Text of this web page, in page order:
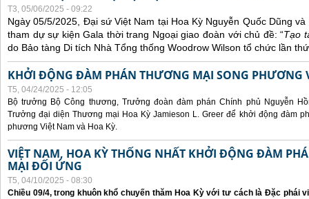
T3, 05/06/2025 - 09:22
Ngày 05/5/2025, Đại sứ Việt Nam tại Hoa Kỳ Nguyễn Quốc Dũng
tham dự sự kiện Gala thời trang Ngoại giao đoàn với chủ đề: “Tạo
do Bảo tàng Di tích Nhà Tổng thống Woodrow Wilson tổ chức lần
KHỞI ĐỘNG ĐÀM PHÁN THƯƠNG MẠI SONG PHƯƠNG
T5, 04/24/2025 - 12:05
Bộ trưởng Bộ Công thương, Trưởng đoàn đàm phán Chính phủ Nguyễn
Trưởng đại diện Thương mại Hoa Kỳ Jamieson L. Greer để khởi động đàm
phương Việt Nam và Hoa Kỳ.
VIỆT NAM, HOA KỲ THỐNG NHẤT KHỞI ĐỘNG ĐÀM
MẠI ĐỐI ỨNG
T5, 04/10/2025 - 08:30
Chiều 09/4, trong khuôn khổ chuyến thăm Hoa Kỳ với tư cách là Đặc phái